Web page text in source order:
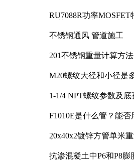
RU7088R功率MOSFET
不锈钢通风 管道施工
201不锈钢重量计算方
M20螺纹大径和小径是
1-1/4 NPT螺纹参数及底
F1010E是什么管？能否
20x40x2镀锌方管单米
抗渗混凝土中P6和P8膨